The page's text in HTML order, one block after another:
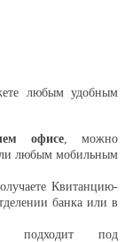
любым удобным
офисе, можно
любым мобильным
Квитанцию-
банка или в
подходит под